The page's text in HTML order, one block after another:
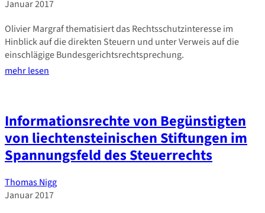
Januar 2017
Olivier Margraf thematisiert das Rechtsschutzinteresse im
Hinblick auf die direkten Steuern und unter Verweis auf die
einschlägige Bundesgerichtsrechtsprechung.
mehr lesen
Informationsrechte von Begünstigten
von liechtensteinischen Stiftungen im
Spannungsfeld des Steuerrechts
Thomas Nigg
Januar 2017